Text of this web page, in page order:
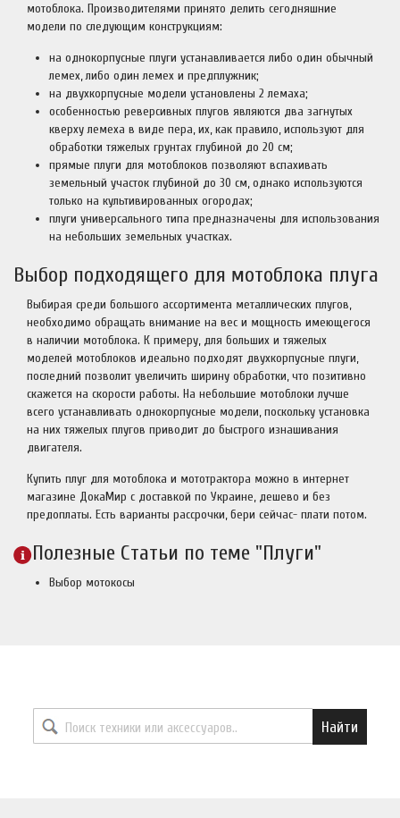
мотоблока. Производителями принято делить сегодняшние
модели по следующим конструкциям:
на однокорпусные плуги устанавливается либо один обычный
лемех, либо один лемех и предплужник;
на двухкорпусные модели установлены 2 лемаха;
особенностью реверсивных плугов являются два загнутых
кверху лемеха в виде пера, их, как правило, используют для
обработки тяжелых грунтах глубиной до 20 см;
прямые плуги для мотоблоков позволяют вспахивать
земельный участок глубиной до 30 см, однако используются
только на культивированных огородах;
плуги универсального типа предназначены для использования
на небольших земельных участках.
Выбор подходящего для мотоблока плуга
Выбирая среди большого ассортимента металлических плугов,
необходимо обращать внимание на вес и мощность имеющегося
в наличии мотоблока. К примеру, для больших и тяжелых
моделей мотоблоков идеально подходят двухкорпусные плуги,
последний позволит увеличить ширину обработки, что позитивно
скажется на скорости работы. На небольшие мотоблоки лучше
всего устанавливать однокорпусные модели, поскольку установка
на них тяжелых плугов приводит до быстрого изнашивания
двигателя.
Купить плуг для мотоблока и мототрактора можно в интернет
магазине ДокаМир с доставкой по Украине, дешево и без
предоплаты. Есть варианты рассрочки, бери сейчас- плати потом.
Полезные Статьи по теме "Плуги"
Выбор мотокосы
Найти